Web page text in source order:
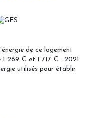
de ce logement
269 € et 1 717 € . 2021
utilisés pour établir